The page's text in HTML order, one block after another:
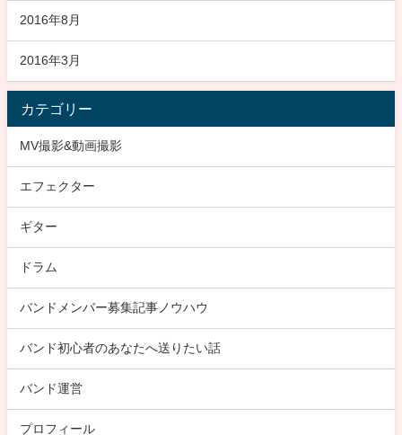
2016年8月
2016年3月
カテゴリー
MV撮影&動画撮影
エフェクター
ギター
ドラム
バンドメンバー募集記事ノウハウ
バンド初心者のあなたへ送りたい話
バンド運営
プロフィール